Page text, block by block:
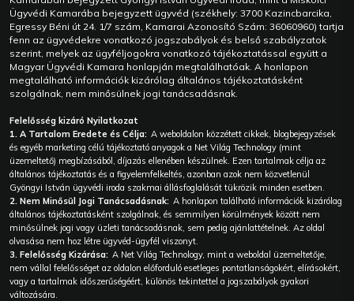
Ügyvédi Kamarába bejegyzett ügyvéd (székhely: 3700 Kazincbarcika,
Egressy Béni út 24. 1/7 szám, Kamarai Azonosító Szám: 36060960) tartja
fenn az ügyvédekre vonatkozó jogszabályok és belső szabályzatok
szerint, melyek az ügyféljogokra vonatkozó tájékoztatással együtt a
Magyar Ügyvédi Kamara honlapján megtalálhatóak. A honlapon
megtalálható információk kizárólag általános tájékoztatásként
szolgálnak, nem minősülnek jogi tanácsadásnak.
Felelősség kizáró Nyilatkozat
1. A Tartalom Eredete és Célja: A weboldalon közzétett cikkek, blogbejegyzések
és egyéb marketing célú tájékoztató anyagok a Net Világ Technology (mint
üzemeltető) megbízásából, díjazás ellenében készülnek. Ezen tartalmak célja az
általános tájékoztatás és a figyelemfelkeltés, azonban azok nem közvetlenül
Gyöngyi István ügyvédi iroda szakmai állásfoglalását tükrözik minden esetben.
2. Nem Minősül Jogi Tanácsadásnak: A honlapon található információk kizárólag
általános tájékoztatásként szolgálnak, és semmilyen körülmények között nem
minősülnek jogi vagy üzleti tanácsadásnak, sem pedig ajánlattételnek. Az oldal
olvasása nem hoz létre ügyvéd-ügyfél viszonyt.
3. Felelősség Kizárása: A Net Világ Technology, mint a weboldal üzemeltetője,
nem vállal felelősséget az oldalon előforduló esetleges pontatlanságokért, elírásokért,
vagy a tartalmak időszerűségéért, különös tekintettel a jogszabályok gyakori
változására.